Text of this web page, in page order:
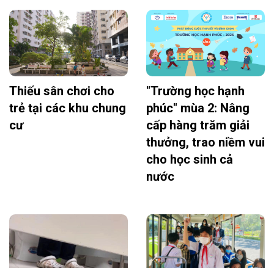
Thiếu sân chơi cho
trẻ tại các khu chung
cư
"Trường học hạnh
phúc" mùa 2: Nâng
cấp hàng trăm giải
thưởng, trao niềm vui
cho học sinh cả
nước